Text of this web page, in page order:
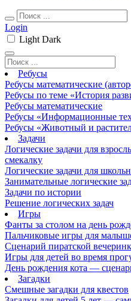
Login
Light Dark
Ребусы
Ребусы математические
Ребусы по теме «История
Ребусы математические
Ребусы «Информационные
Ребусы «Животный и
Задачи
Логические задачи для
смекалку
Логические задачи для
Занимательные логические
Задачи по истории
Решение логических задач
Игры
Фанты за столом на день
Пальчиковые игры для
Сценарий пиратской
Игры для детей во время
День рождения кота —
Загадки
Смешные загадки для квестов